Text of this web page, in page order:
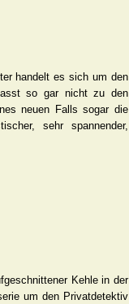
handelt es sich um den
so gar nicht zu den
neuen Falls sogar die
sehr spannender,
Kehle in der
um den Privatdetektiv